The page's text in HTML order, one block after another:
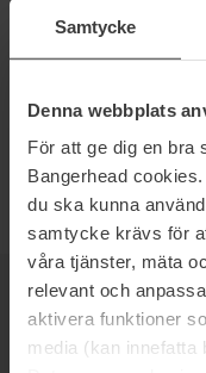
Samtycke
Denna webbplats
För att ge dig en bra
Bangerhead
du ska kunna
samtycke krävs för
våra tjänster, mäta
relevant och
aktivera funktioner
media (kan innefatta
HÅRKLEMMER
Hos Bangerhead finder
NYHEDSBREV
VÆR DEN